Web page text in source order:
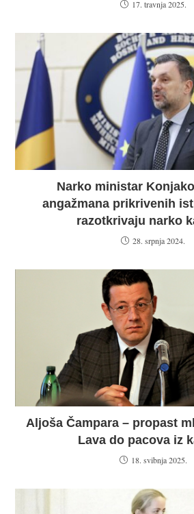
17. travnja 2025.
Narko ministar
angažmana prikrivenih
razotkrivaju narko
28. srpnja 2024.
Aljoša Čampara – propast
Lava do pacova iz
18. svibnja 2025.